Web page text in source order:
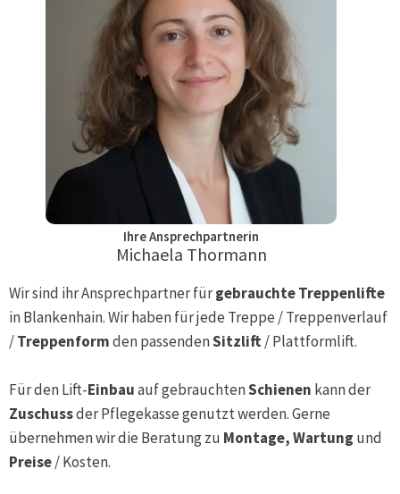
Ihre Ansprechpartnerin
Michaela Thormann
Wir sind ihr Ansprechpartner fürgebrauchte Treppenlifte
inBlankenhain. Wir haben für jede Treppe / Treppenverlauf
/Treppenformden passendenSitzlift/ Plattformlift.
Für den Lift-Einbauauf gebrauchtenSchienen kann der
Zuschussder Pflegekasse genutzt werden. Gerne
übernehmen wir die Beratung zu Montage, Wartung und
Preise/ Kosten.